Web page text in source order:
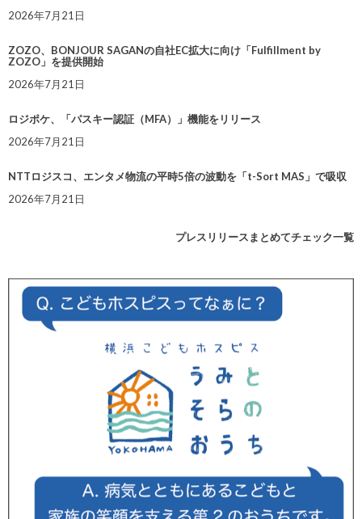
2026年7月21日
ZOZO、BONJOUR SAGANの自社EC拡大に向け「Fulfillment by
ZOZO」を提供開始
2026年7月21日
ロジポケ、「パスキー認証（MFA）」機能をリリース
2026年7月21日
NTTロジスコ、エンタメ物流の平時5倍の波動を「t-Sort MAS」で吸収
2026年7月21日
プレスリリースまとめてチェック一覧